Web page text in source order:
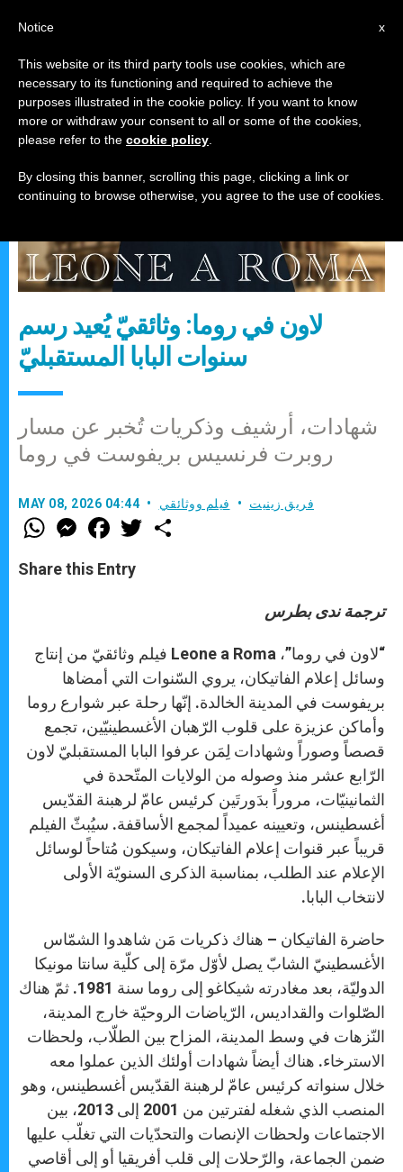
فيلم ووثائقي
لاون في روما: وثائقيّ يُعيد رسم
سنوات البابا المستقبليّ
شهادات، أرشيف وذكريات تُخبر عن مسار
روبرت فرنسيس بريفوست في روما
MAY 08, 2026 04:44 فريق زينيت فيلم ووثائقي
W
h
t
s
M
e
s
e
F
a
e
b
T
w
Share this Entry
ترجمة ندى بطرس
“لاون في روما”، Leone a Roma فيلم وثائقيّ من إنتاج
وسائل إعلام الفاتيكان، يروي السّنوات التي أمضاها
بريفوست في المدينة الخالدة. إنّها رحلة عبر شوارع روما
وأماكن عزيزة على قلوب الرّهبان الأغسطينيّين، تجمع
قصصاً وصوراً وشهادات لِمَن عرفوا البابا المستقبليّ لاون
الرّابع عشر منذ وصوله من الولايات المتّحدة في
الثمانينيّات، مروراً بدَورتَين كرئيس عامّ لرهبنة القدّيس
أغسطينس، وتعيينه عميداً لمجمع الأساقفة. سيُبثّ الفيلم
قريباً عبر قنوات إعلام الفاتيكان، وسيكون مُتاحاً لوسائل
الإعلام عند الطلب، بمناسبة الذكرى السنويّة الأولى
لانتخاب البابا.
حاضرة الفاتيكان – هناك ذكريات مَن شاهدوا الشمّاس
الأغسطينيّ الشابّ يصل لأوّل مرّة إلى كلّية سانتا مونيكا
الدوليّة، بعد مغادرته شيكاغو إلى روما سنة 1981. ثمّ هناك
الصّلوات والقداديس، الرّياضات الروحيّة خارج المدينة،
النّزهات في وسط المدينة، المزاح بين الطلّاب، ولحظات
الاسترخاء. هناك أيضاً شهادات أولئك الذين عملوا معه
خلال سنواته كرئيس عامّ لرهبنة القدّيس أغسطينس، وهو
المنصب الذي شغله لفترتين من 2001 إلى 2013، بين
الاجتماعات ولحظات الإنصات والتحدّيات التي تغلّب عليها
ضمن الجماعة، والرّحلات إلى قلب أفريقيا أو إلى أقاصي
x
Notice
This website or its third party tools use cookies, which are
necessary to its functioning and required to achieve the
purposes illustrated in the cookie policy. If you want to know
more or withdraw your consent to all or some of the cookies,
please refer to the cookie policy
By closing this banner, scrolling this page, clicking a link or
continuing to browse otherwise, you agree to the use of cookies.